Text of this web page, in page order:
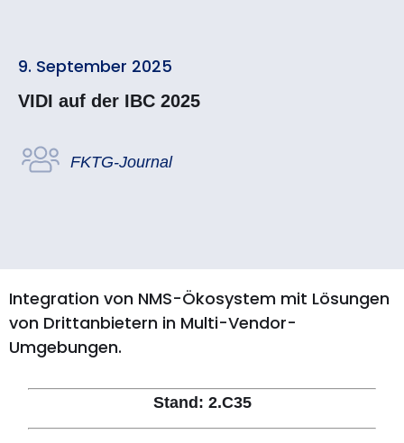
9. September 2025
VIDI auf der IBC 2025
FKTG-Journal
Integration von NMS-Ökosystem mit Lösungen
von Drittanbietern in Multi-Vendor-
Umgebungen.
Stand: 2.C35